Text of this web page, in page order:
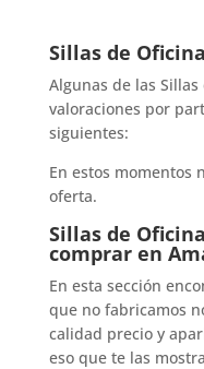
Sillas de
Algunas de las
valoraciones por
siguientes:
En estos momentos
oferta.
Sillas de
comprar en
En esta sección
que no fabricamos
calidad precio y
eso que te las